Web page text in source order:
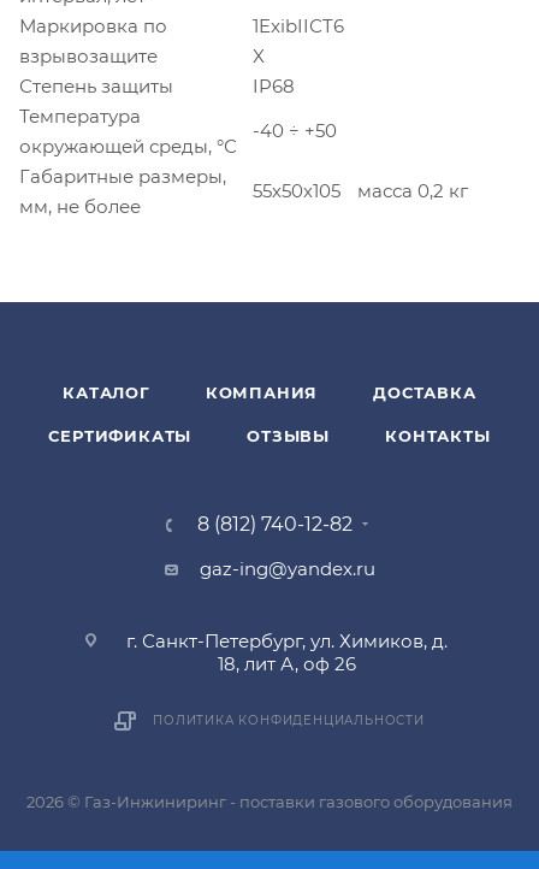
Маркировка по
взрывозащите
1ExibIIСT6
X
Степень защиты
IP68
Температура
окружающей среды, °С
-40 ÷ +50
Габаритные размеры,
мм, не более
55х50х105 масса 0,2 кг
КАТАЛОГ КОМПАНИЯ ДОСТАВКА
СЕРТИФИКАТЫ ОТЗЫВЫ КОНТАКТЫ
8 (812) 740-12-82
gaz-ing@yandex.ru
г. Санкт-Петербург, ул. Химиков, д.
18, лит А, оф 26
ПОЛИТИКА КОНФИДЕНЦИАЛЬНОСТИ
2026 © Газ-Инжиниринг - поставки газового оборудования